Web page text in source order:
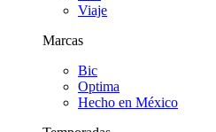
Viaje
Marcas
Bic
Optima
Hecho en México